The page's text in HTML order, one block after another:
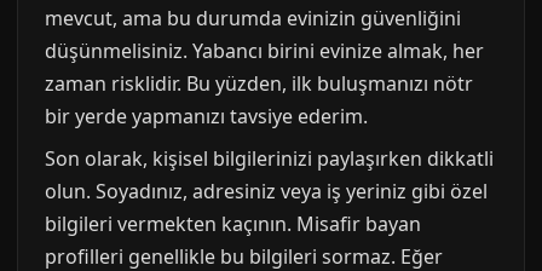
mevcut, ama bu durumda evinizin güvenliğini
düşünmelisiniz. Yabancı birini evinize almak, her
zaman risklidir. Bu yüzden, ilk buluşmanızı nötr
bir yerde yapmanızı tavsiye ederim.
Son olarak, kişisel bilgilerinizi paylaşırken dikkatli
olun. Soyadınız, adresiniz veya iş yeriniz gibi özel
bilgileri vermekten kaçının. Misafir bayan
profilleri genellikle bu bilgileri sormaz. Eğer